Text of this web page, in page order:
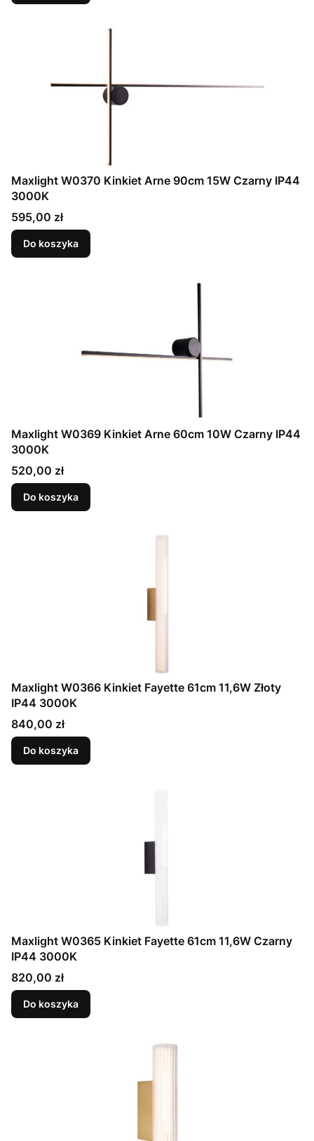
Maxlight W0370 Kinkiet Arne 90cm 15W Czarny IP44
3000K
Cena
595,00 zł
Do koszyka
Maxlight W0369 Kinkiet Arne 60cm 10W Czarny IP44
3000K
Cena
520,00 zł
Do koszyka
Maxlight W0366 Kinkiet Fayette 61cm 11,6W Złoty
IP44 3000K
Cena
840,00 zł
Do koszyka
Maxlight W0365 Kinkiet Fayette 61cm 11,6W Czarny
IP44 3000K
Cena
820,00 zł
Do koszyka